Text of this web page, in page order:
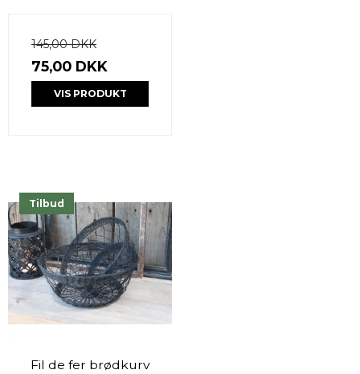
145,00 DKK
75,00 DKK
VIS PRODUKT
Tilbud
Fil de fer brødkurv